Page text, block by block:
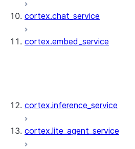
cortex.chat_service
cortex.embed_service
cortex.inference_service
cortex.lite_agent_service